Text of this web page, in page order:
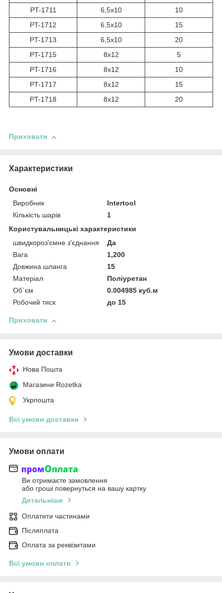
PT-1711
6,5х10
10
PT-1712
6,5х10
15
PT-1713
6,5х10
20
PT-1715
8х12
5
PT-1716
8х12
10
PT-1717
8х12
15
PT-1718
8х12 20
Приховати
Характеристики
Основні
Виробник
Intertool
Кількість шарів
1
Користувальницькі характеристики
швидкороз'ємне з'єднання
Да
Вага
1,200
Довжина шланга
15
Матеріал
Поліуретан
Об`єм
0.004985 куб.м
Робочий тиск
до 15
Приховати
Умови доставки
Нова Пошта
Магазини Rozetka
Укрпошта
Всі умови доставки
Умови оплати
Ви отримаєте замовлення
або гроші повернуться на вашу картку
Детальніше
Оплатити частинами
Післяплата
Оплата за реквізитами
Всі умови оплати